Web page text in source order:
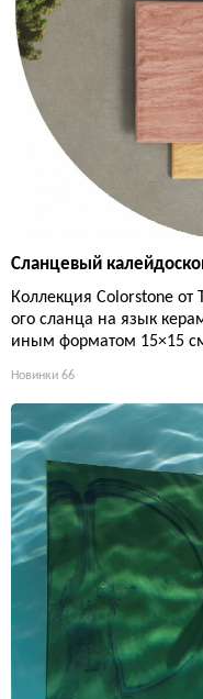
Сланцевый
Коллекция Colorstone от
ого сланца на язык
иным форматом 15×15
Новинки 66